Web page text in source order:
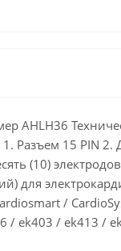
AHLH36
1. Разъем 15 PIN 2.
(10)
для
/
/ ek403 / ek413 /